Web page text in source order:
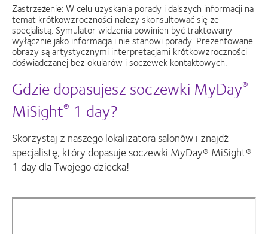
Zastrzeżenie: W celu uzyskania porady i dalszych informacji na
temat krótkowzroczności należy skonsultować się ze
specjalistą. Symulator widzenia powinien być traktowany
wyłącznie jako informacja i nie stanowi porady. Prezentowane
obrazy są artystycznymi interpretacjami krótkowzroczności
doświadczanej bez okularów i soczewek kontaktowych.
Gdzie dopasujesz soczewki MyDay®
MiSight® 1 day?
Skorzystaj z naszego lokalizatora salonów i znajdź
specjalistę, który dopasuje soczewki MyDay® MiSight®
1 day dla Twojego dziecka!